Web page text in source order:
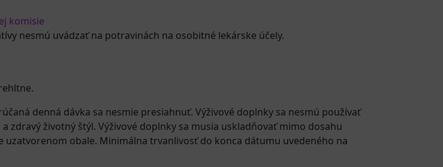
komisie
nesmú uvádzať na potravinách na osobitné lekárske účely.
denná dávka sa nesmie presiahnuť. Výživové doplnky sa nesmú používať
zdravý životný štýl. Výživové doplnky sa musia uskladňovať mimo dosahu
uzatvorenom obale. Minimálna trvanlivosť do konca dátumu uvedeného na